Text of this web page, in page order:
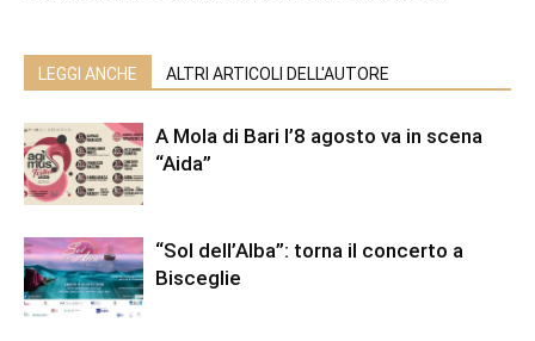
LEGGI ANCHE ALTRI ARTICOLI DELL'AUTORE
A Mola di Bari l’8 agosto va in scena
“Aida”
“Sol dell’Alba”: torna il concerto a
Bisceglie